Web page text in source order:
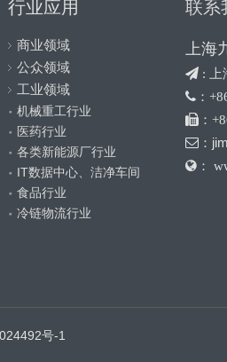
行业应用
商业领域
公众领域
工业领域
机械重工行业
医药行业
各类新能源厂行业
IT数据中心、洁净车间
食品行业
冷链物流行业
联系
上海
 :
 ：
 ：
 ：
 ：
号-1